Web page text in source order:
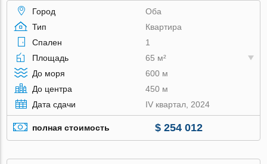
Город
Оба
Тип
Квартира
Спален
1
Площадь
65 м²
До моря
600 м
До центра
450 м
Дата сдачи
IV квартал, 2024
полная стоимость $ 254 012